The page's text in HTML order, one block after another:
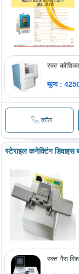
रक्त कोशिका
मूल्य :
कॉल
स्टेराइल कनेक्टिंग डिवाइस
रक्त गैस